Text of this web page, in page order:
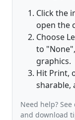
Click the
open the
Choose
to
graphics.
Hit Print,
sharable,
Need help? See
and download